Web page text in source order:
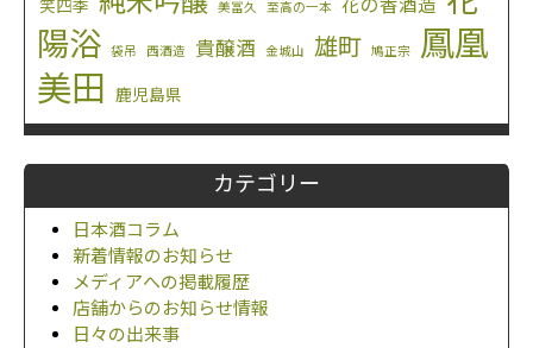
笑四季 美冨久 至高の一本 花の香酒造
陽浴
袋吊 西酒造 貴醸酒 金城山 雄町 鳩正宗
鳳凰
美田
鹿児島県
カテゴリー
日本酒コラム
新着情報のお知らせ
メディアへの掲載履歴
店舗からのお知らせ情報
日々の出来事